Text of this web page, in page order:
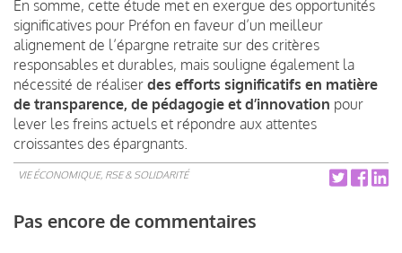
En somme, cette étude met en exergue des opportunités
significatives pour Préfon en faveur d’un meilleur
alignement de l’épargne retraite sur des critères
responsables et durables, mais souligne également la
nécessité de réaliser des efforts significatifs en matière
de transparence, de pédagogie et d’innovation pour
lever les freins actuels et répondre aux attentes
croissantes des épargnants.
VIE ÉCONOMIQUE, RSE & SOLIDARITÉ
Pas encore de commentaires